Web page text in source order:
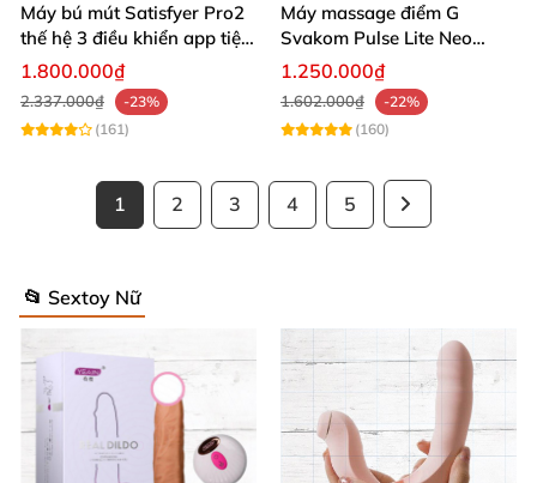
Máy bú mút Satisfyer Pro2
thế hệ 3 điều khiển app tiện
lợi
1.800.000₫
2.337.000₫
-23%
(161)
Máy massage điểm G
Svakom Pulse Lite Neo
công nghệ sóng hút
1.250.000₫
1.602.000₫
-22%
(160)
1 2 3 4 5
📂 Sextoy Nữ